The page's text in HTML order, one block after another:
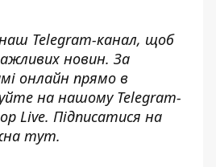
Telegram-канал, щоб
новин. За
онлайн прямо в
на нашому Telegram-
Live. Підписатися на
тут.